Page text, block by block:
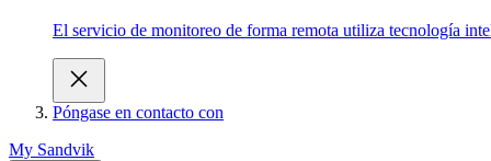
El servicio de monitoreo de forma remota utiliza tecnología
Póngase en contacto con
My Sandvik